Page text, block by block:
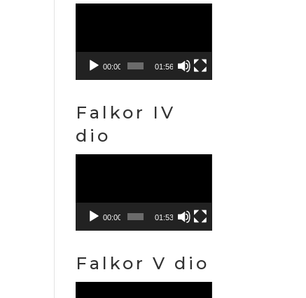
00:00 01:56
Falkor IV
dio
00:00 01:53
Falkor V dio